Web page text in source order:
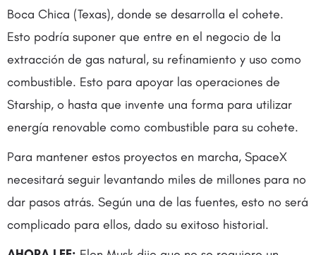
Boca Chica (Texas), donde se desarrolla el cohete.
Esto podría suponer que entre en el negocio de la
extracción de gas natural, su refinamiento y uso como
combustible. Esto para apoyar las operaciones de
Starship, o hasta que invente una forma para utilizar
energía renovable como combustible para su cohete.
Para mantener estos proyectos en marcha, SpaceX
necesitará seguir levantando miles de millones para no
dar pasos atrás. Según una de las fuentes, esto no será
complicado para ellos, dado su exitoso historial.